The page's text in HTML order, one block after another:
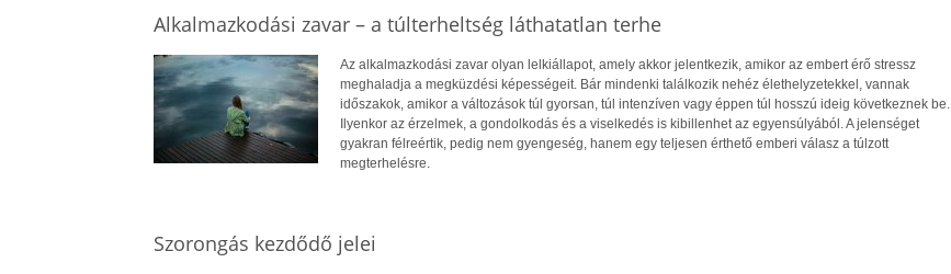
Alkalmazkodási zavar – a túlterheltség láthatatlan terhe
Az alkalmazkodási zavar olyan lelkiállapot, amely akkor jelentkezik, amikor az embert érő stressz
meghaladja a megküzdési képességeit. Bár mindenki találkozik nehéz élethelyzetekkel, vannak
időszakok, amikor a változások túl gyorsan, túl intenzíven vagy éppen túl hosszú ideig következnek be.
Ilyenkor az érzelmek, a gondolkodás és a viselkedés is kibillenhet az egyensúlyából. A jelenséget
gyakran félreértik, pedig nem gyengeség, hanem egy teljesen érthető emberi válasz a túlzott
megterhelésre.
Szorongás kezdődő jelei